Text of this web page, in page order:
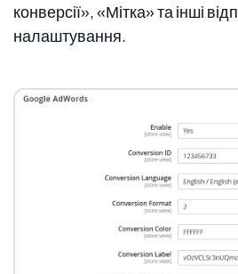
конверсії», «Мітка» та інші
налаштування.